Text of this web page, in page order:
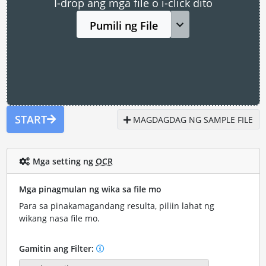
I-drop ang mga file o i-click dito
Pumili ng File
START MAGDAGDAG NG SAMPLE FILE
Mga setting ng OCR
Mga pinagmulan ng wika sa file mo
Para sa pinakamagandang resulta, piliin lahat ng
wikang nasa file mo.
Gamitin ang Filter: